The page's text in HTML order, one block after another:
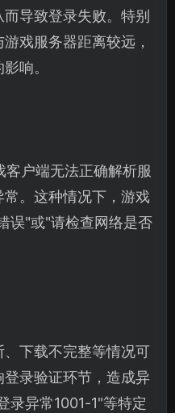
导致登录失败。特别
戏服务器距离较远，
响。
户端无法正确解析服
。这种情况下，游戏
误"或"请检查网络是否
下载不完整等情况可
录验证环节，造成异
录异常1001-1"等特定